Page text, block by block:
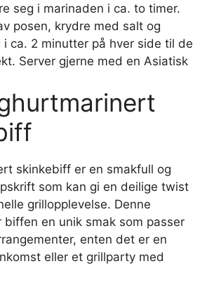
seg i marinaden i ca. to timer.
posen, krydre med salt og
i ca. 2 minutter på hver side til de
Server gjerne med en Asiatisk
skinkebiff er en smakfull og
som kan gi en deilige twist
grillopplevelse. Denne
biffen en unik smak som passer
enten det er en
eller et grillparty med